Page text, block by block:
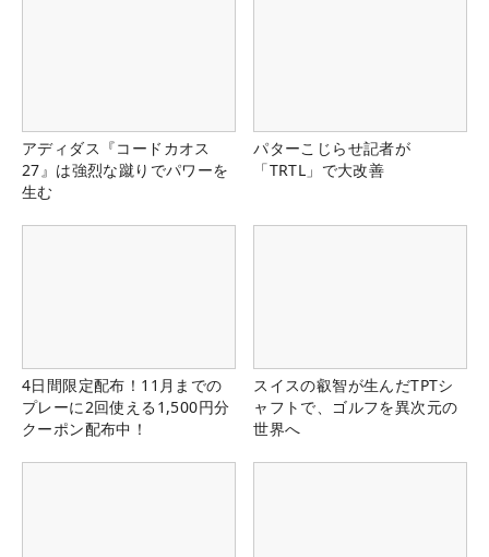
アディダス『コードカオス
27』は強烈な蹴りでパワーを
生む
パターこじらせ記者が
「TRTL」で大改善
4日間限定配布！11月までの
プレーに2回使える1,500円分
クーポン配布中！
スイスの叡智が生んだTPTシ
ャフトで、ゴルフを異次元の
世界へ